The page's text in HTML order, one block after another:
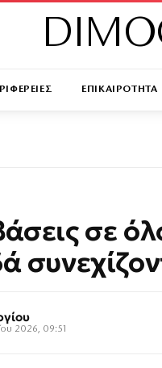
ΕΠΙΚΑΙΡΟΤΗΤΑ
σε
2026, 09:51